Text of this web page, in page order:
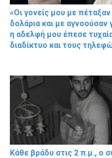
«Οι γονείς μου με
δολάρια και με αγνοούσαν
η αδελφή μου έπεσε
διαδίκτυο και τους
Κάθε βράδυ στις 2 π.μ., ο